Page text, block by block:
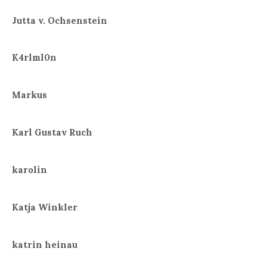
Jutta v. Ochsenstein
K4rlml0n
Markus
Karl Gustav Ruch
karolin
Katja Winkler
katrin heinau